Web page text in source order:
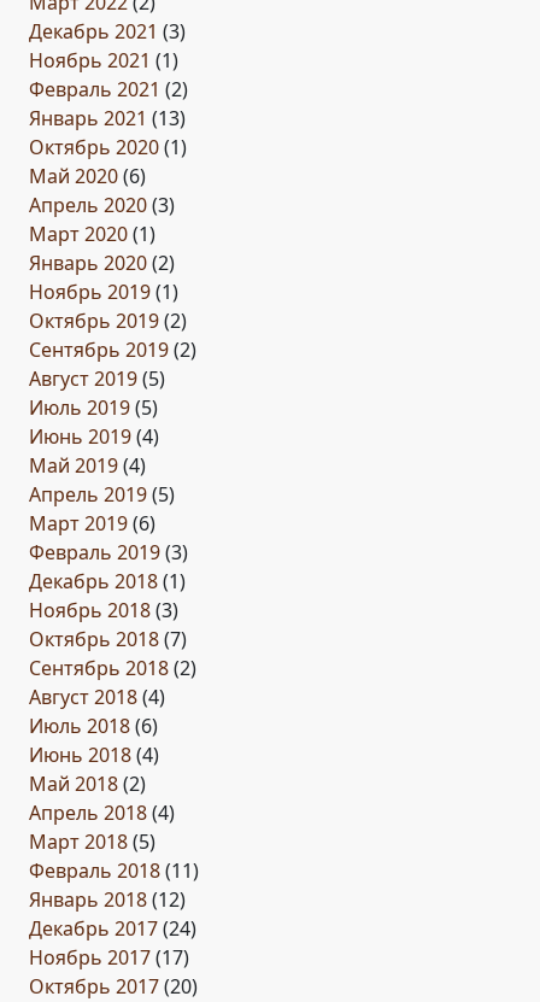
Декабрь 2021 (3)
Ноябрь 2021 (1)
Февраль 2021 (2)
Январь 2021 (13)
Октябрь 2020(1)
Май 2020(6)
Апрель 2020(3)
Март 2020(1)
Январь 2020(2)
Ноябрь 2019(1)
Октябрь 2019(2)
Сентябрь 2019(2)
Август 2019(5)
Июль 2019(5)
Июнь 2019(4)
Май 2019(4)
Апрель 2019(5)
Март 2019(6)
Февраль 2019(3)
Декабрь 2018(1)
Ноябрь 2018(3)
Октябрь 2018(7)
Сентябрь 2018(2)
Август 2018(4)
Июль 2018(6)
Июнь 2018(4)
Май 2018(2)
Апрель 2018(4)
Март 2018(5)
Февраль 2018(11)
Январь 2018(12)
Декабрь 2017(24)
Ноябрь 2017(17)
Октябрь 2017(20)